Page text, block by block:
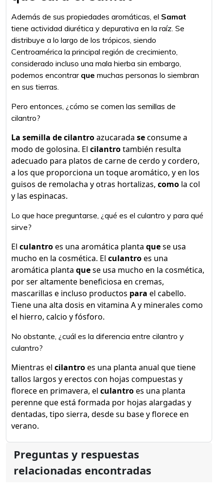
Además de sus propiedades aromáticas, el Samat
tiene actividad diurética y depurativa en la raíz. Se
distribuye a lo largo de los trópicos, siendo
Centroamérica la principal región de crecimiento,
considerado incluso una mala hierba sin embargo,
podemos encontrar que muchas personas lo siembran
en sus tierras.
Pero entonces, ¿cómo se comen las semillas de
cilantro?
La semilla de cilantroazucarada seconsume a
modo de golosina. El cilantrotambién resulta
adecuado para platos de carne de cerdo y cordero,
a los que proporciona un toque aromático, y en los
guisos de remolacha y otras hortalizas, como la col
y las espinacas.
Lo que hace preguntarse, ¿qué es el culantro y para qué
sirve?
El culantroes una aromática planta quese usa
mucho en la cosmética. El culantroes una
aromática planta quese usa mucho en la cosmética,
por ser altamente beneficiosa en cremas,
mascarillas e incluso productos para el cabello.
Tiene una alta dosis en vitamina A y minerales como
el hierro, calcio y fósforo.
No obstante, ¿cuál es la diferencia entre cilantro y
culantro?
Mientras el cilantroes una planta anual que tiene
tallos largos y erectos con hojas compuestas y
florece en primavera, el culantroes una planta
perenne que está formada por hojas alargadas y
dentadas, tipo sierra, desde su base y florece en
verano.
Preguntas y respuestas
relacionadas encontradas